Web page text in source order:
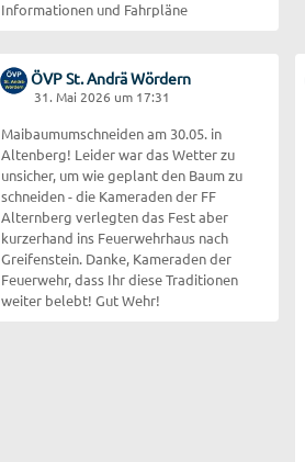
Informationen und Fahrpläne
ÖVP St. Andrä Wördern
31. Mai 2026 um 17:31
Maibaumumschneiden am 30.05. in
Altenberg! Leider war das Wetter zu
unsicher, um wie geplant den Baum zu
schneiden - die Kameraden der FF
Alternberg verlegten das Fest aber
kurzerhand ins Feuerwehrhaus nach
Greifenstein. Danke, Kameraden der
Feuerwehr, dass Ihr diese Traditionen
weiter belebt! Gut Wehr!